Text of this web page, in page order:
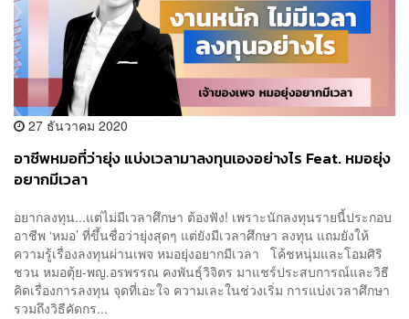
27 ธันวาคม 2020
อาชีพหมอที่ว่ายุ่ง แบ่งเวลามาลงทุนเองอย่างไร Feat. หมอยุ่ง
อยากมีเวลา
อยากลงทุน...แต่ไม่มีเวลาศึกษา ต้องฟัง! เพราะนักลงทุนรายนี้ประกอบ
อาชีพ ‘หมอ’ ที่ขึ้นชื่อว่ายุ่งสุดๆ แต่ยังมีเวลาศึกษา ลงทุน แถมยังให้
ความรู้เรื่องลงทุนผ่านเพจ หมอยุ่งอยากมีเวลา โค้ชหนุ่มและโอมศิริ
ชวน หมอตุ้ย-พญ.อรพรรณ คงพันธุ์วิจิตร มาแชร์ประสบการณ์และวิธี
คิดเรื่องการลงทุน จุดที่เอะใจ ความเละในช่วงเริ่ม การแบ่งเวลาศึกษา
รวมถึงวิธีคัดกร...